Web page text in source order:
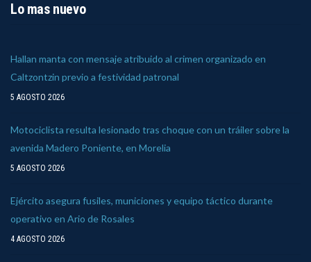
Lo mas nuevo
Hallan manta con mensaje atribuido al crimen organizado en
Caltzontzin previo a festividad patronal
5 AGOSTO 2026
Motociclista resulta lesionado tras choque con un tráiler sobre la
avenida Madero Poniente, en Morelia
5 AGOSTO 2026
Ejército asegura fusiles, municiones y equipo táctico durante
operativo en Ario de Rosales
4 AGOSTO 2026